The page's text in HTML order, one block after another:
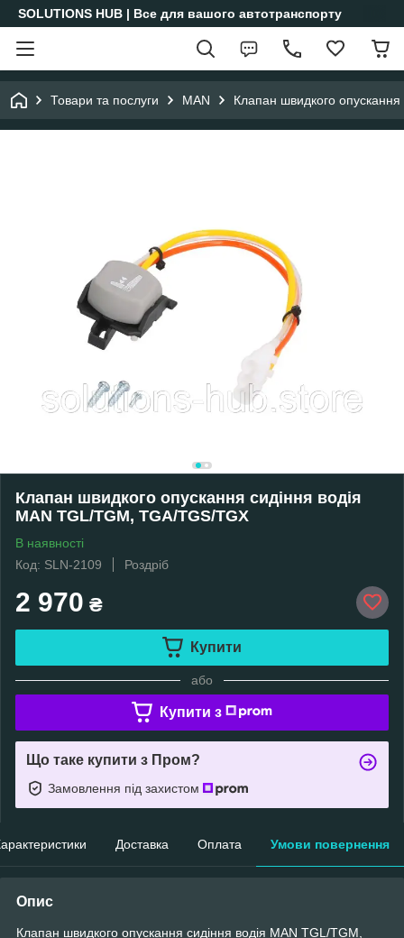
SOLUTIONS HUB | Все для вашого автотранспорту
Товари та послуги MAN Клапан швидкого
Клапан швидкого опускання сидіння водія
MAN TGL/TGM, TGA/TGS/TGX
В наявності
Код: SLN-2109
Роздріб
2 970 ₴
Купити
або
Купити з
Що таке купити з Пром?
Замовлення під захистом
Доставка Оплата Умови повернення
Опис
Клапан швидкого опускання сидіння водія MAN TGL/TGM,